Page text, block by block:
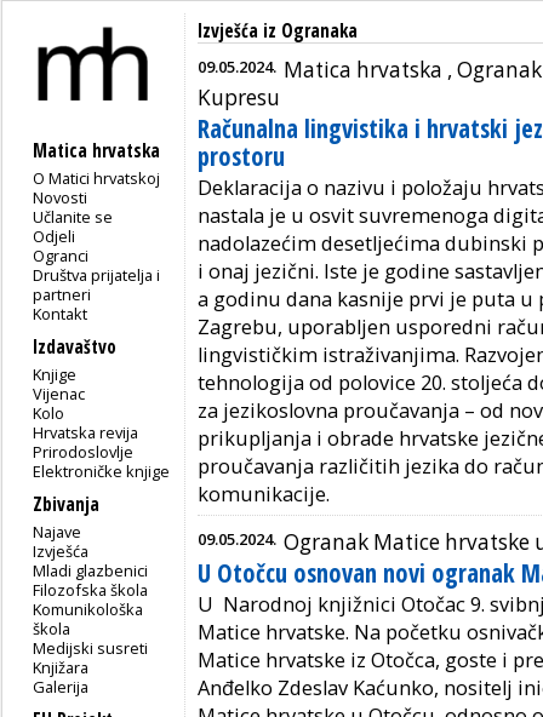
Matica hrvatska
O Matici hrvatskoj
Novosti
Učlanite se
Odjeli
Ogranci
Društva prijatelja i
partneri
Kontakt
Izdavaštvo
Knjige
Vijenac
Kolo
Hrvatska revija
Prirodoslovlje
Elektroničke knjige
Zbivanja
Najave
Izvješća
Mladi glazbenici
Filozofska škola
Komunikološka
škola
Medijski susreti
Knjižara
Galerija
Izvješća iz Ogranaka
09.05.2024. Matica hrvatska ,
Kupresu
Računalna lingvistika i hrvatski
prostoru
Deklaracija o nazivu i položaju
nastala je u osvit suvremenoga
nadolazećim desetljećima
i onaj jezični. Iste je godine
a godinu dana kasnije prvi je puta
Zagrebu, uporabljen usporedni
lingvističkim istraživanjima.
tehnologija od polovice 20. stoljeća
za jezikoslovna proučavanja – od
prikupljanja i obrade hrvatske
proučavanja različitih jezika do
komunikacije.
09.05.2024. Ogranak Matice hrvatske
U Otočcu osnovan novi ogranak
U Narodnoj knjižnici Otočac 9.
Matice hrvatske. Na početku
Matice hrvatske iz Otočca, goste i
Anđelko Zdeslav Kaćunko, nositelj